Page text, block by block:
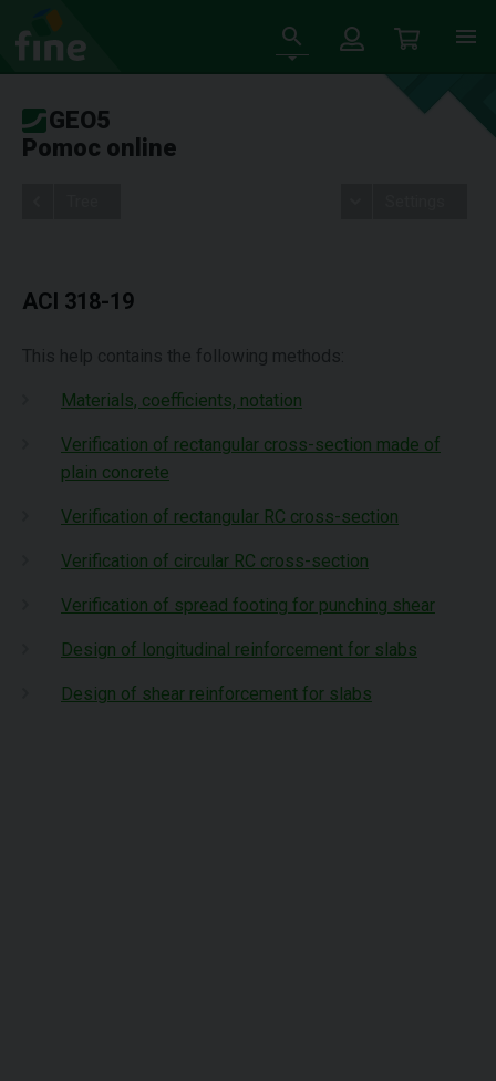
GEO5
Pomoc online
ACI 318-19
This help contains the following methods:
Materials, coefficients, notation
Verification of rectangular cross-section made of
plain concrete
Verification of rectangular RC cross-section
Verification of circular RC cross-section
Verification of spread footing for punching shear
Design of longitudinal reinforcement for slabs
Design of shear reinforcement for slabs